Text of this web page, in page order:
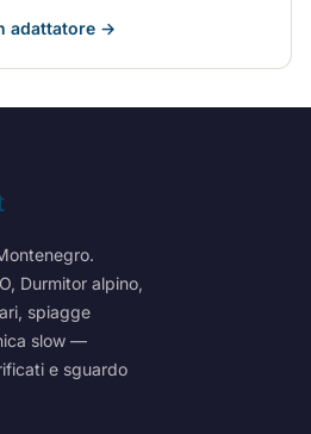
adattatore →
Durmitor alpino,
spiagge
slow —
e sguardo